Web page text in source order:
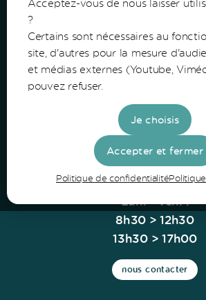
Communauté de Communes
Lieu-Dit Coucut
33430 Bazas
Tel: 05 56 25 28
Horaires
Lun. - Ven. :
8h30 > 12h30
13h30 > 17h00
nous contacter
?
Certains sont nécessaires au
site, d'autres pour la mesure
et médias externes (Youtube,
pouvez refuser.
Je choisis
Accepter et fermer
Politique de confidentialité